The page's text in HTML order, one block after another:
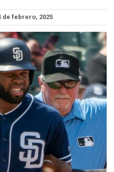
de febrero, 2025